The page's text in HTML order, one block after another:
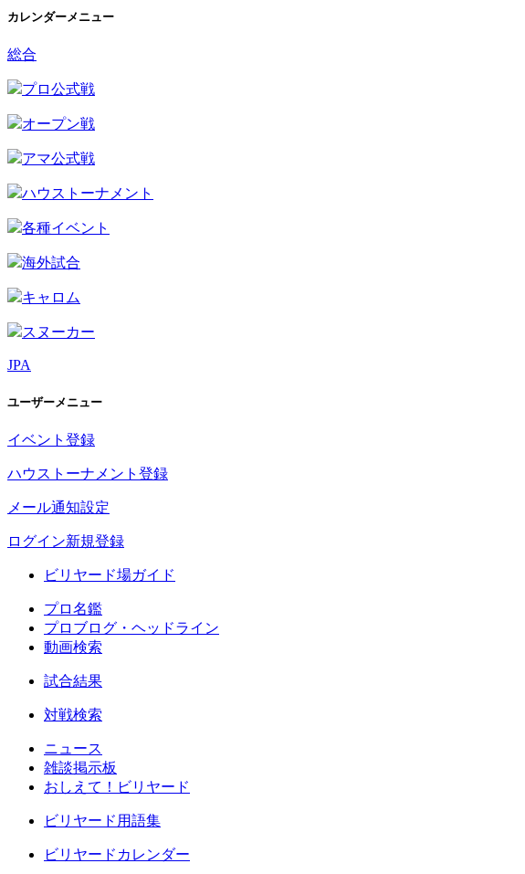
カレンダーメニュー
総合
プロ公式戦
オープン戦
アマ公式戦
ハウストーナメント
各種イベント
海外試合
キャロム
スヌーカー
JPA
ユーザーメニュー
イベント登録
ハウストーナメント登録
メール通知設定
ログイン新規登録
ビリヤード場ガイド
プロ名鑑
プロブログ・ヘッドライン
動画検索
試合結果
対戦検索
ニュース
雑談掲示板
おしえて！ビリヤード
ビリヤード用語集
ビリヤードカレンダー